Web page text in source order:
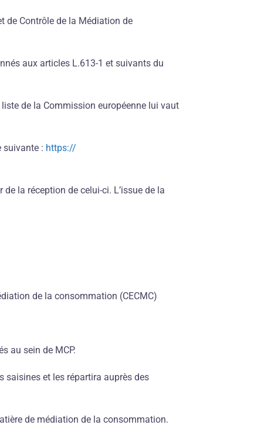
de Contrôle de la Médiation de
aux articles L.613-1 et suivants du
de la Commission européenne lui vaut
suivante : https://
la réception de celui-ci. L’issue de la
de la consommation (CECMC)
au sein de MCP.
saisines et les répartira auprès des
de médiation de la consommation.